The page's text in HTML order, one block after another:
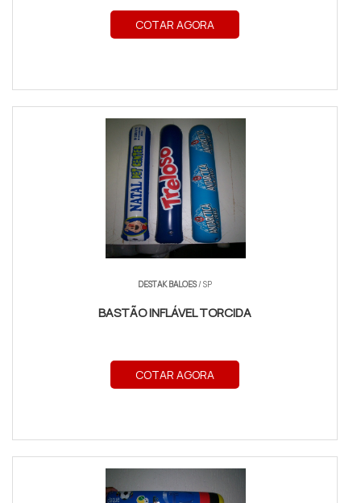
COTAR AGORA
DESTAK BALOES/ SP
BASTÃO INFLÁVEL TORCIDA
COTAR AGORA